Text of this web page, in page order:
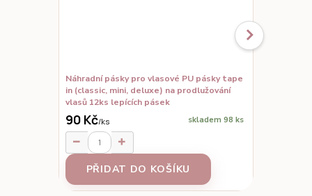
Náhradní pásky pro vlasové PU pásky tape
in (classic, mini, deluxe) na prodlužování
vlasů 12ks lepících pásek
90 Kč/ks skladem 98 ks
PŘIDAT DO KOŠÍKU